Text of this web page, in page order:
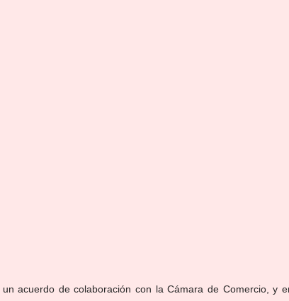
acuerdo de colaboración con la Cámara de Comercio, y